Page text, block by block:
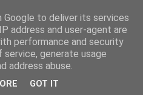
to deliver its services
address and user-agent are
performance and security
generate usage
address abuse.
GOT IT